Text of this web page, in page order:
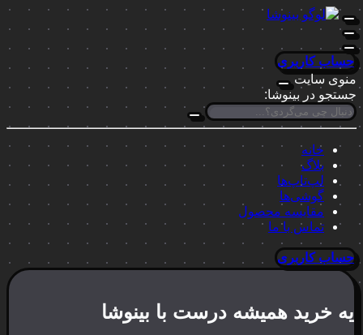
حساب کاربری
منوی سایت
جستجو در بینوشا:
خانه
بلاگ
لپ‌تاپ‌ها
گوشی‌ها
مقایسه محصول
تماس با ما
حساب کاربری
یه خرید همیشه درست با بینوشا